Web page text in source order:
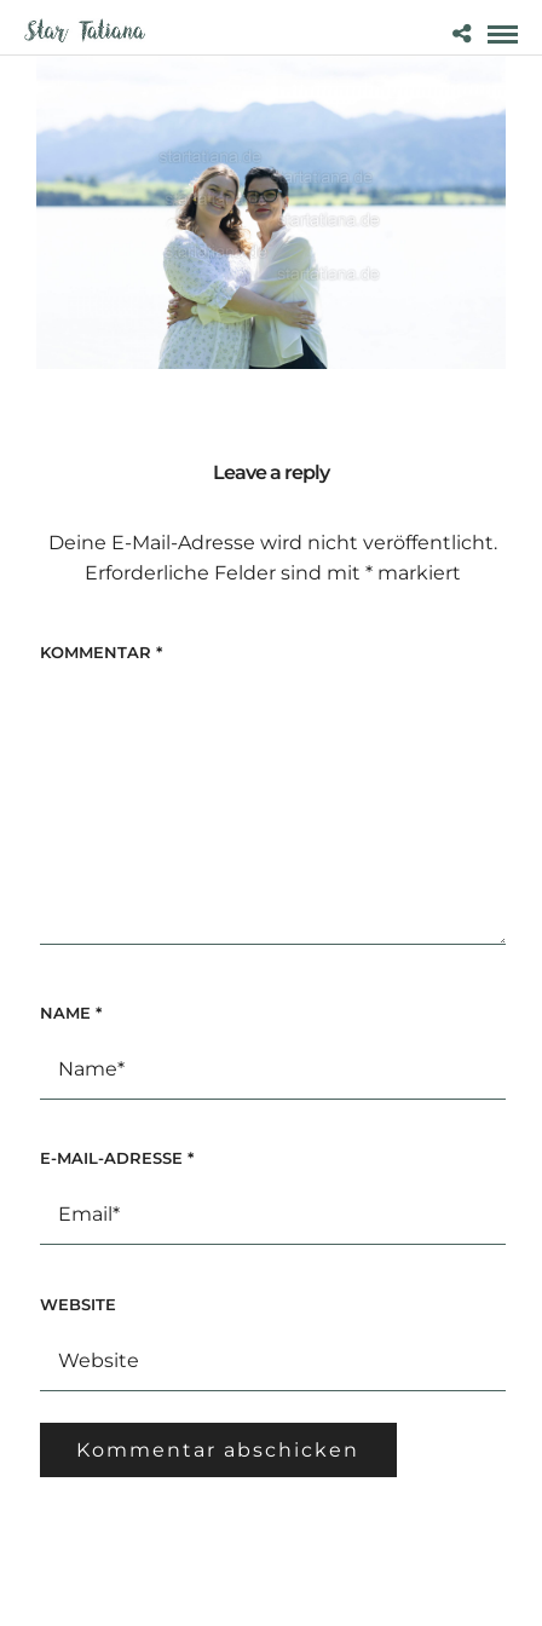
Leave a reply
Deine E-Mail-Adresse wird nicht veröffentlicht.
Erforderliche Felder sind mit *markiert
KOMMENTAR *
NAME *
E-MAIL-ADRESSE *
WEBSITE